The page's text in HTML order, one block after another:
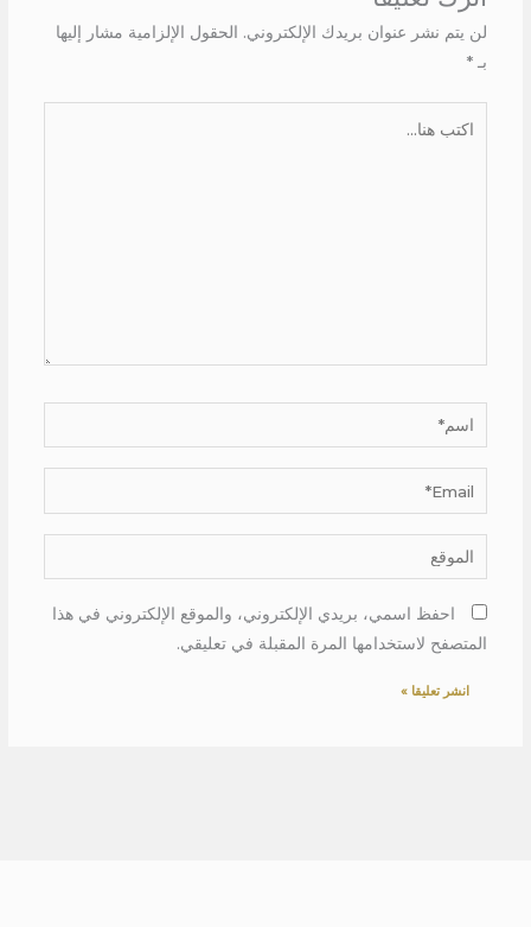
لن يتم نشر عنوان بريدك الإلكتروني. الحقول الإلزامية مشار إليها
بـ *
اسم*
Email*
الموقع
احفظ اسمي، بريدي الإلكتروني، والموقع الإلكتروني في هذا
المتصفح لاستخدامها المرة المقبلة في تعليقي.